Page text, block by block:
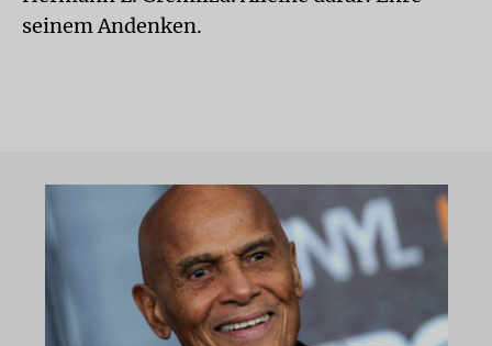
seinem Andenken.